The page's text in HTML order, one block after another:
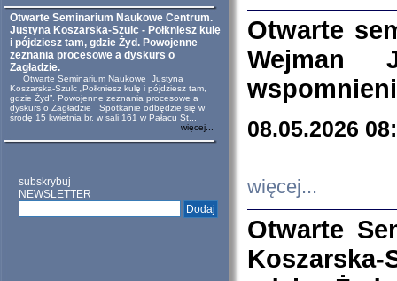
Otwarte Seminarium Naukowe Centrum.
Justyna Koszarska-Szulc - Połkniesz kulę
i pójdziesz tam, gdzie Żyd. Powojenne
zeznania procesowe a dyskurs o
Zagładzie.
Otwarte Seminarium Naukowe Justyna
Koszarska-Szulc „Połkniesz kulę i pójdziesz tam,
gdzie Żyd”. Powojenne zeznania procesowe a
dyskurs o Zagładzie Spotkanie odbędzie się w
środę 15 kwietnia br. w sali 161 w Pałacu St...
więcej...
subskrybuj
NEWSLETTER
Otwarte
Wejman
08.05.2026
więcej...
Otwarte
Koszarska-